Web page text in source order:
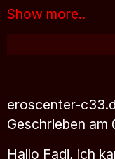
Show more..
eroscenter-
Geschrieben
Hallo Fadi, ich